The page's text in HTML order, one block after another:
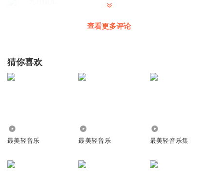
好听ヽ(○^㉨^)ﾉ♪
查看更多评论
猜你喜欢
最美轻音乐 最美轻音乐 最美轻音乐集